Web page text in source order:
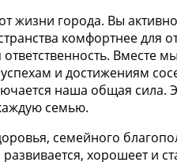
жизни города. Вы
комфортнее для
ответственность.
и достижениям
наша общая сила.
семью.
семейного
хорошеет и